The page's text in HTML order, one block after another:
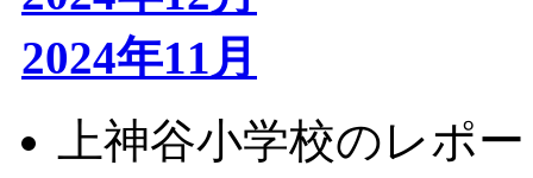
2024年11月
上神谷小学校のレポ